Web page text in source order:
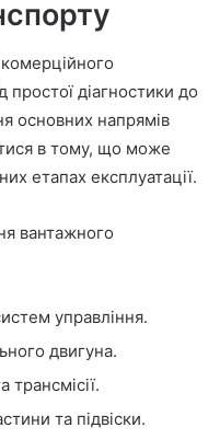
діагностики до
основних напрямів
в тому, що може
етапах експлуатації.
вантажного
управління.
двигуна.
та підвіски.